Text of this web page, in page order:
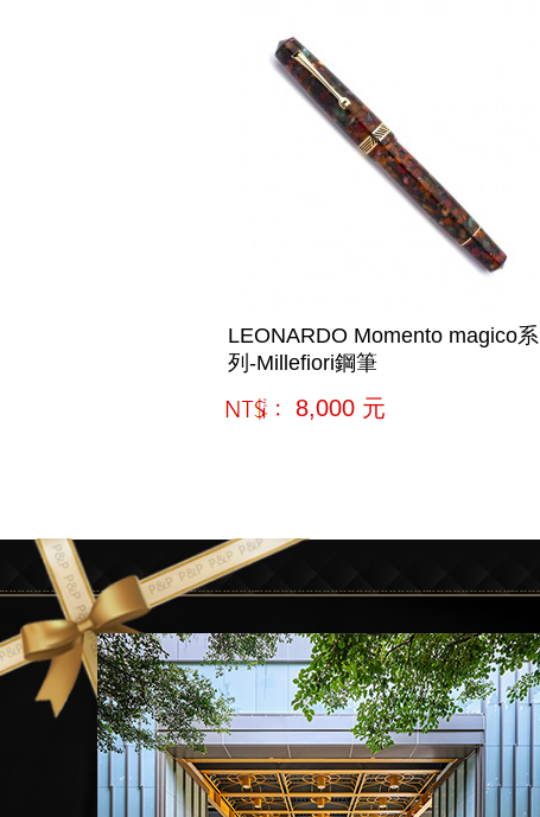
LEONARDO Momento magico系
列-Millefiori鋼筆
網購﹕ 8,000 元